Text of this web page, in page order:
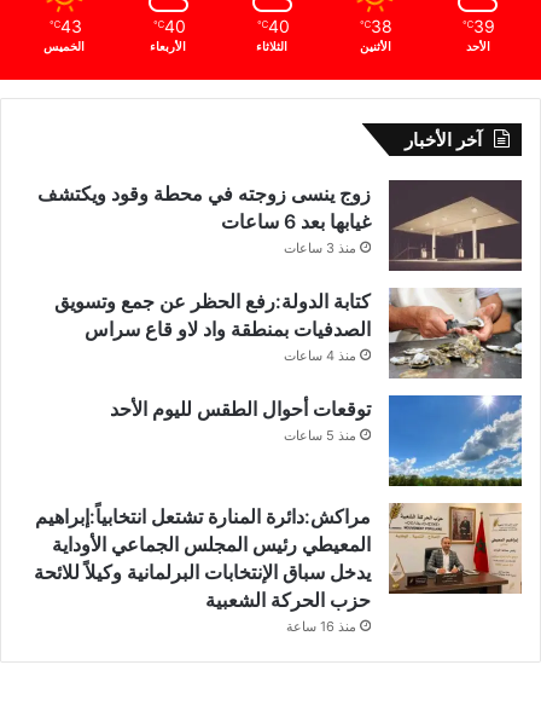
39
℃
الأحد
38
℃
الأثنين
40
℃
الثلاثاء
40
℃
الأربعاء
43
℃
الخميس
آخر الأخبار
زوج ينسى زوجته في محطة وقود ويكتشف
غيابها بعد 6 ساعات
منذ 3 ساعات
كتابة الدولة:رفع الحظر عن جمع وتسويق
الصدفيات بمنطقة واد لاو قاع سراس
منذ 4 ساعات
توقعات أحوال الطقس لليوم الأحد
منذ 5 ساعات
مراكش:دائرة المنارة تشتعل انتخابياً:إبراهيم
المعيطي رئيس المجلس الجماعي الأوداية
يدخل سباق الإنتخابات البرلمانية وكيلاً للائحة
حزب الحركة الشعبية
منذ 16 ساعة